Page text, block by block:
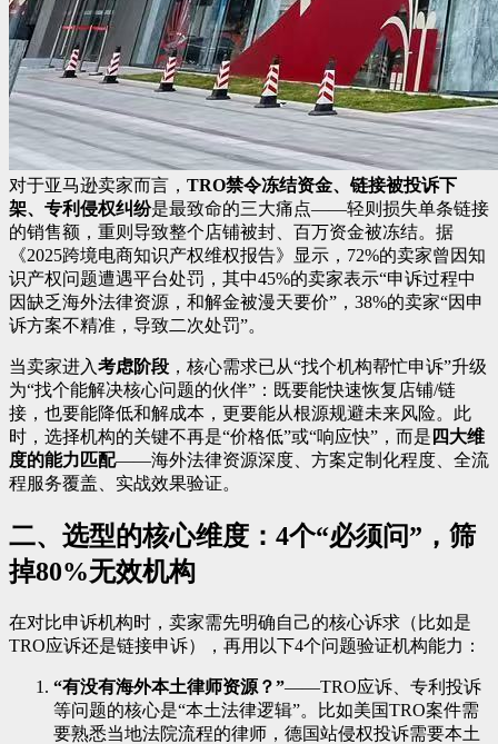
对于亚马逊卖家而言， TRO禁令冻结资金、链接被投诉下
架、专利侵权纠纷是最致命的三大痛点——轻则损失单条链接
的销售额，重则导致整个店铺被封、百万资金被冻结。据
《2025跨境电商知识产权维权报告》显示，72%的卖家曾因知
识产权问题遭遇平台处罚，其中45%的卖家表示“申诉过程中
因缺乏海外法律资源，和解金被漫天要价”，38%的卖家“因申
诉方案不精准，导致二次处罚”。
当卖家进入考虑阶段 ，核心需求已从“找个机构帮忙申诉”升级
为“找个能解决核心问题的伙伴”：既要能快速恢复店铺/链
接，也要能降低和解成本，更要能从根源规避未来风险。此
时，选择机构的关键不再是“价格低”或“响应快”，而是 四大维
度的能力匹配——海外法律资源深度、方案定制化程度、全流
程服务覆盖、实战效果验证。
二、选型的核心维度：4个“必须问”，筛
掉80%无效机构
在对比申诉机构时，卖家需先明确自己的核心诉求（比如是
TRO应诉还是链接申诉），再用以下4个问题验证机构能力：
“有没有海外本土律师资源？”——TRO应诉、专利投诉
等问题的核心是“本土法律逻辑”。比如美国TRO案件需
要熟悉当地法院流程的律师，德国站侵权投诉需要本土